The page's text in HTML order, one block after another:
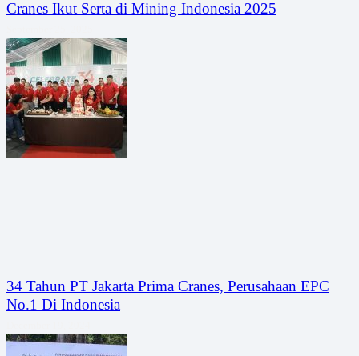
Cranes Ikut Serta di Mining Indonesia 2025
34 Tahun PT Jakarta Prima Cranes, Perusahaan EPC
No.1 Di Indonesia